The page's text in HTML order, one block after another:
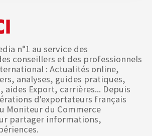
n°1 au service des
conseillers et des professionnels
: Actualités online,
analyses, guides pratiques,
aides Export, carrières... Depuis
d'exportateurs français
Moniteur du Commerce
partager informations,